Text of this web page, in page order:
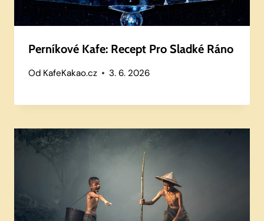
Perníkové Kafe: Recept Pro Sladké Ráno
Od KafeKakao.cz 3. 6. 2026